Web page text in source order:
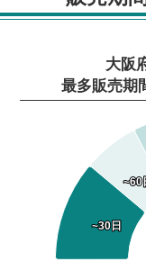
大阪
最多販売期
~30日
~30日
~60
~60